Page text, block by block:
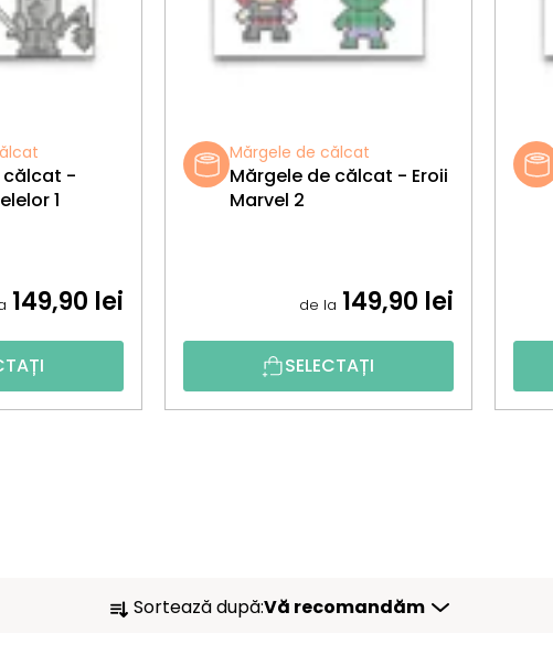
călcat -
1
149,90 lei
Mărgele de călcat
Mărgele de călcat - Eroii
Marvel 2
de la 149,90 lei
SELECTAȚI
S Sortează după:Vă recomandăm